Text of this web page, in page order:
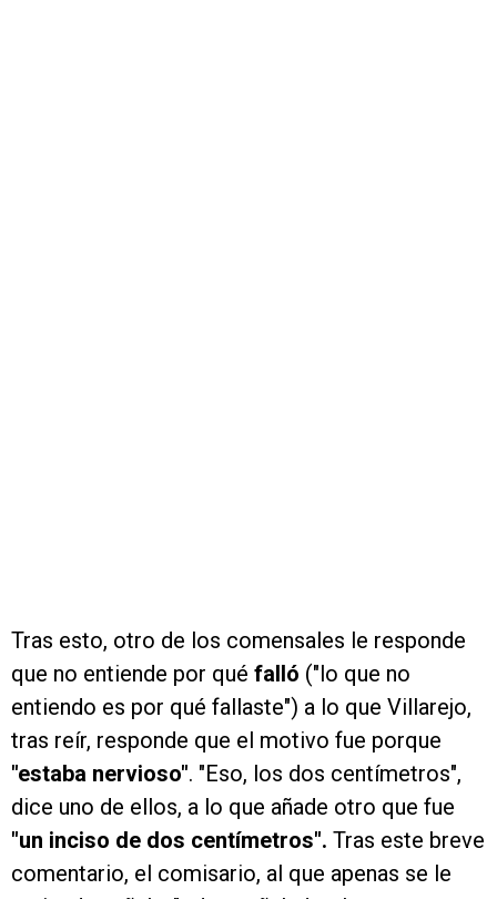
Tras esto, otro de los comensales le responde
que no entiende por qué falló ("lo que no
entiendo es por qué fallaste") a lo que Villarejo,
tras reír, responde que el motivo fue porque
"estaba nervioso". "Eso, los dos centímetros",
dice uno de ellos, a lo que añade otro que fue
"un inciso de dos centímetros". Tras este breve
comentario, el comisario, al que apenas se le